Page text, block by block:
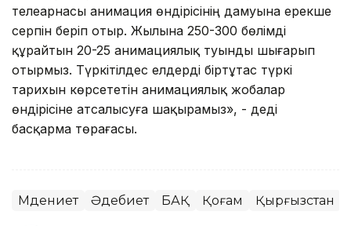
телеарнасы анимация өндірісінің дамуына ерекше
серпін беріп отыр. Жылына 250-300 бөлімді
құрайтын 20-25 анимациялық туынды шығарып
отырмыз. Түркітілдес елдерді біртұтас түркі
тарихын көрсететін анимациялық жобалар
өндірісіне атсалысуға шақырамыз», - деді
басқарма төрағасы.
Мәдениет Әдебиет БАҚ Қоғам Қырғызстан